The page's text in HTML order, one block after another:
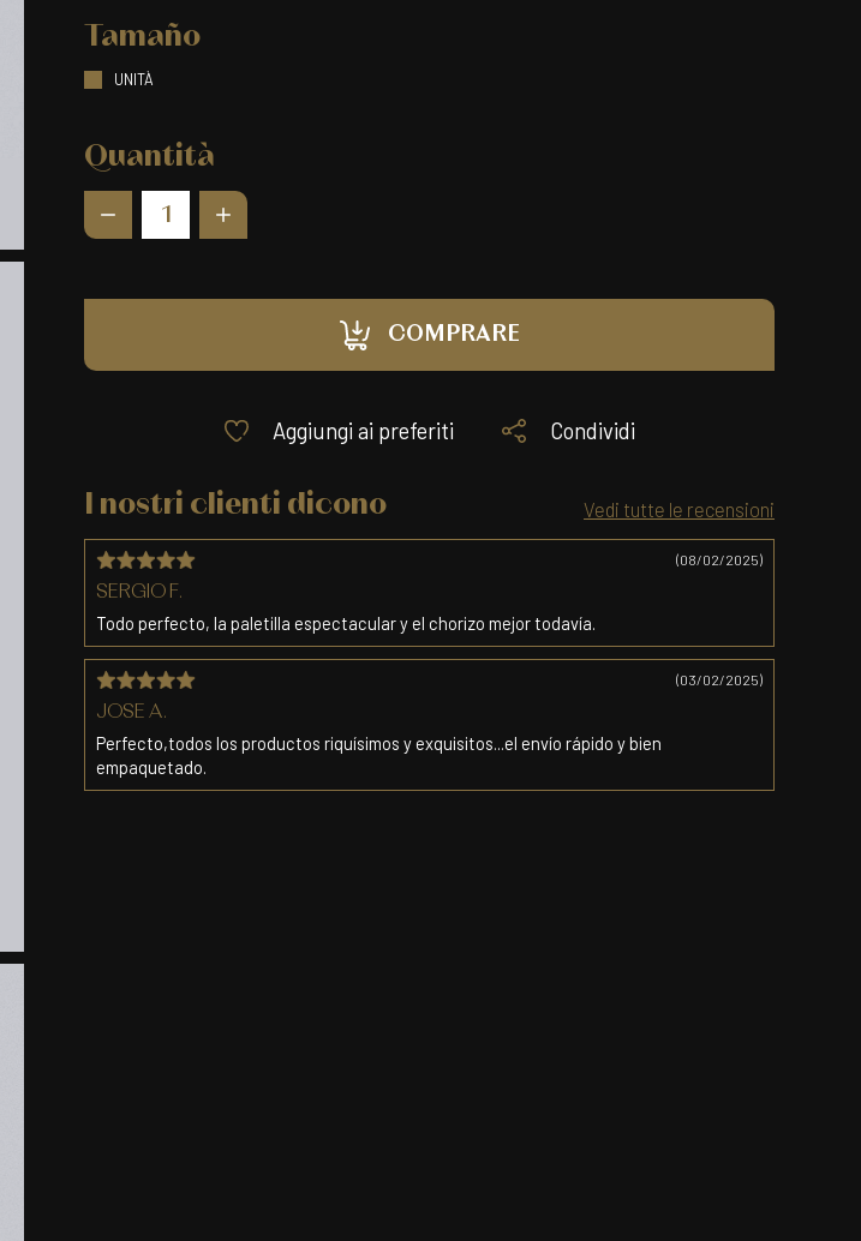
Tamaño
UNITÀ
Quantità
1
COMPRARE
Aggiungi ai preferiti Condividi
I nostri clienti dicono Vedi tutte le recensioni
SERGIO F.
(08/02/2025)
Todo perfecto, la paletilla espectacular y el chorizo mejor todavía.
JOSE A.
(03/02/2025)
Perfecto,todos los productos riquísimos y exquisitos...el envío rápido y bien
empaquetado.